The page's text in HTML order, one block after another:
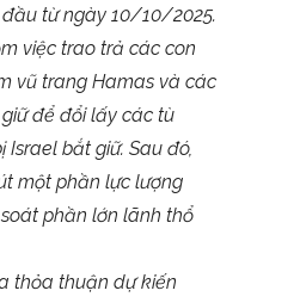
từ ngày 10/10/2025.
việc trao trả các con
vũ trang Hamas và các
để đổi lấy các tù
Israel bắt giữ. Sau đó,
một phần lực lượng
phần lớn lãnh thổ
thỏa thuận dự kiến